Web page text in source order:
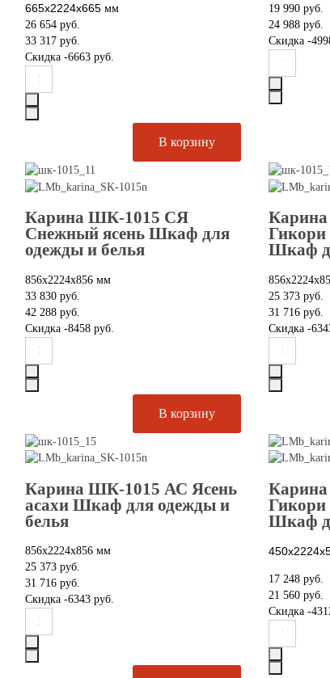
665х2224х665 мм
26 654 руб.
33 317 руб.
Скидка -6663 руб.
19 990 руб.
24 988 руб.
Скидка -
Карина ШК-1015 СЯ
Снежный ясень Шкаф для
одежды и белья
856х2224х856 мм
33 830 руб.
42 288 руб.
Скидка -8458 руб.
Шкаф
25 373 руб.
31 716 руб.
Скидка -
Карина ШК-1015 АС Ясень
асахи Шкаф для одежды и
белья
856х2224х856 мм
25 373 руб.
31 716 руб.
Скидка -6343 руб.
Гикори
Шкаф
17 248 руб.
21 560 руб.
Скидка -